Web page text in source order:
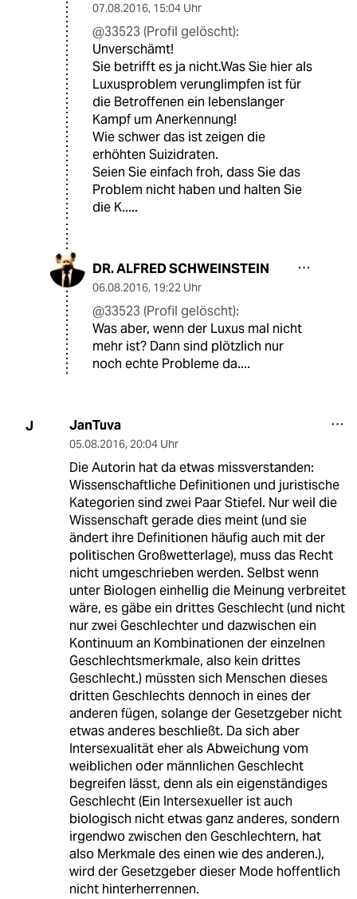
07.08.2016, 15:04 Uhr
@33523 (Profil gelöscht):
Unverschämt!
Sie betrifft es ja nicht.Was Sie hier als
Luxusproblem verunglimpfen ist für
die Betroffenen ein lebenslanger
Kampf um Anerkennung!
Wie schwer das ist zeigen die
erhöhten Suizidraten.
Seien Sie einfach froh, dass Sie das
Problem nicht haben und halten Sie
die K.....
DR. ALFRED SCHWEINSTEIN
06.08.2016, 19:22 Uhr
@33523 (Profil gelöscht):
Was aber, wenn der Luxus mal nicht
mehr ist? Dann sind plötzlich nur
noch echte Probleme da....
J JanTuva
05.08.2016, 20:04 Uhr
Die Autorin hat da etwas missverstanden:
Wissenschaftliche Definitionen und juristische
Kategorien sind zwei Paar Stiefel. Nur weil die
Wissenschaft gerade dies meint (und sie
ändert ihre Definitionen häufig auch mit der
politischen Großwetterlage), muss das Recht
nicht umgeschrieben werden. Selbst wenn
unter Biologen einhellig die Meinung verbreitet
wäre, es gäbe ein drittes Geschlecht (und nicht
nur zwei Geschlechter und dazwischen ein
Kontinuum an Kombinationen der einzelnen
Geschlechtsmerkmale, also kein drittes
Geschlecht.) müssten sich Menschen dieses
dritten Geschlechts dennoch in eines der
anderen fügen, solange der Gesetzgeber nicht
etwas anderes beschließt. Da sich aber
Intersexualität eher als Abweichung vom
weiblichen oder männlichen Geschlecht
begreifen lässt, denn als ein eigenständiges
Geschlecht (Ein Intersexueller ist auch
biologisch nicht etwas ganz anderes, sondern
irgendwo zwischen den Geschlechtern, hat
also Merkmale des einen wie des anderen.),
wird der Gesetzgeber dieser Mode hoffentlich
nicht hinterherrennen.